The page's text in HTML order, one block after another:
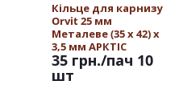
Кільце для карнизу
Orvit 25 мм
Металеве (35 х 42) х
3,5 мм АРКТІС
35 грн./пач 10
шт